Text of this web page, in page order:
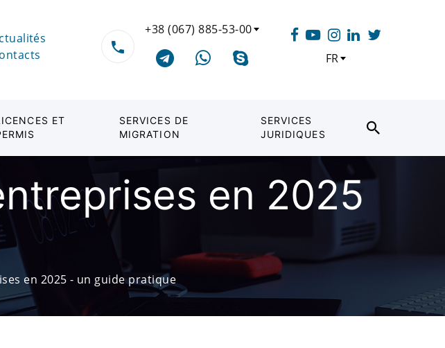
+38 (067) 885-53-00
FR
ET
SERVICES DE
MIGRATION
SERVICES
JURIDIQUES
en 2025
en 2025 - un guide pratique